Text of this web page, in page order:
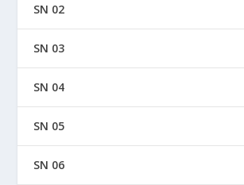
SN 02
SN 03
SN 04
SN 05
SN 06